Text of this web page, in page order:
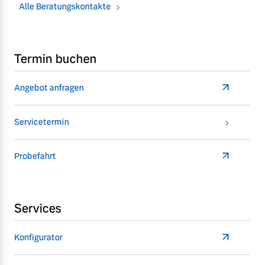
Alle Beratungskontakte
Termin buchen
Angebot anfragen
Servicetermin
Probefahrt
Services
Konfigurator